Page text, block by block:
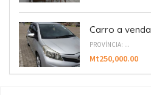
Carro a venda
PROVÍNCIA: ...
Mt250,000.00